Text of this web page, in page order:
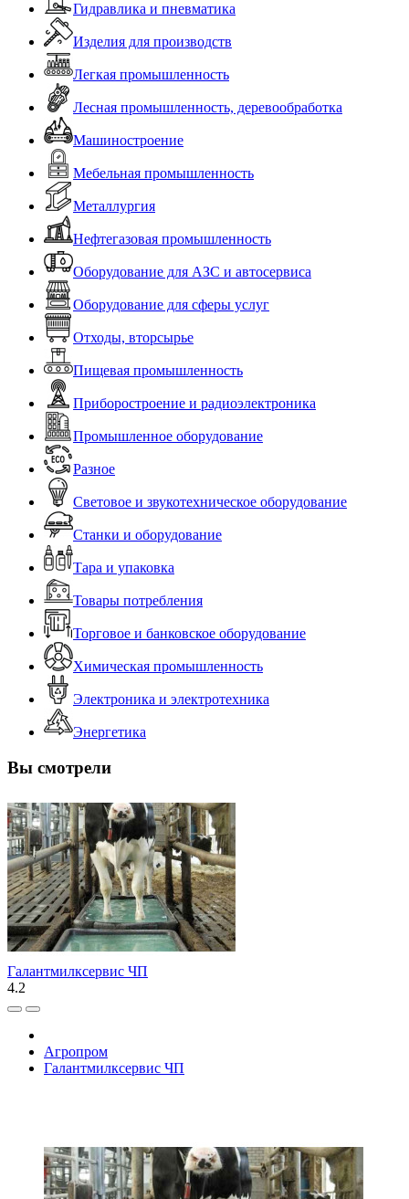
Гидравлика и пневматика
Изделия для производств
Легкая промышленность
Лесная промышленность, деревообработка
Машиностроение
Мебельная промышленность
Металлургия
Нефтегазовая промышленность
Оборудование для АЗС и автосервиса
Оборудование для сферы услуг
Отходы, вторсырье
Пищевая промышленность
Приборостроение и радиоэлектроника
Промышленное оборудование
Разное
Световое и звукотехническое оборудование
Станки и оборудование
Тара и упаковка
Товары потребления
Торговое и банковское оборудование
Химическая промышленность
Электроника и электротехника
Энергетика
Вы смотрели
Галантмилксервис ЧП
4.2
Агропром
Галантмилксервис ЧП